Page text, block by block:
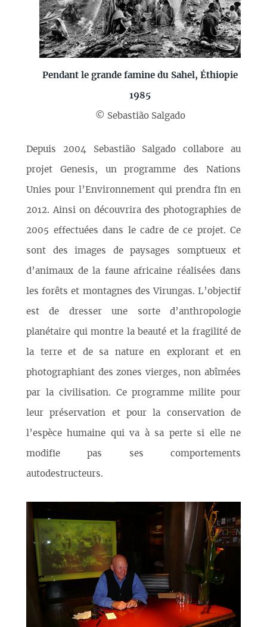
Pendant le grande famine du Sahel, Éthiopie
1985
© Sebastião Salgado
Depuis 2004 Sebastião Salgado collabore au
projet Genesis, un programme des Nations
Unies pour l’Environnement qui prendra fin en
2012. Ainsi on découvrira des photographies de
2005 effectuées dans le cadre de ce projet. Ce
sont des images de paysages somptueux et
d’animaux de la faune africaine réalisées dans
les forêts et montagnes des Virungas. L’objectif
est de dresser une sorte d’anthropologie
planétaire qui montre la beauté et la fragilité de
la terre et de sa nature en explorant et en
photographiant des zones vierges, non abîmées
par la civilisation. Ce programme milite pour
leur préservation et pour la conservation de
l’espèce humaine qui va à sa perte si elle ne
modifie pas ses comportements
autodestructeurs.